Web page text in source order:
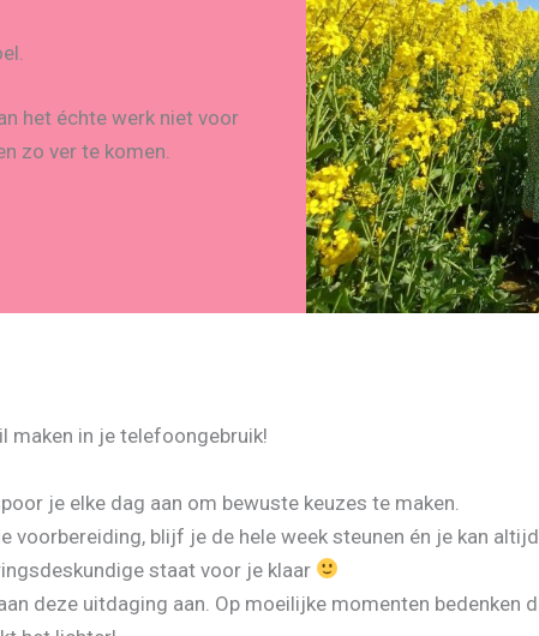
het échte werk niet voor
zo ver te komen.
maken in je telefoongebruik!
je elke dag aan om bewuste keuzes te maken.
voorbereiding, blijf je de hele week steunen én je kan
staat voor je klaar
deze uitdaging aan. Op moeilijke momenten bedenken